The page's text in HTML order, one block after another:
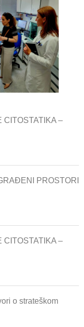
CITOSTATIKA –
PROSTORI
CITOSTATIKA –
o strateškom